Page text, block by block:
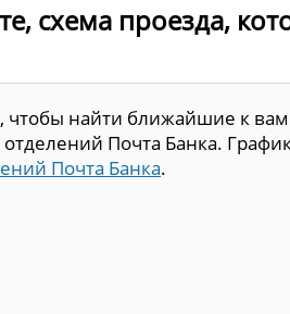
схема проезда,
чтобы найти ближайшие к вам
Почта Банка.
Почта Банка.